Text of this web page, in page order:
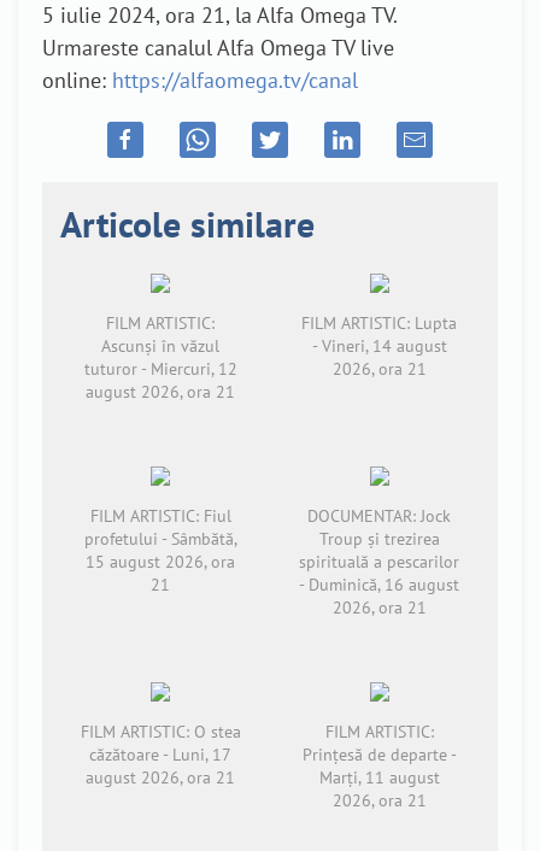
5 iulie 2024, ora 21, la Alfa Omega TV.
Urmareste canalul Alfa Omega TV live
online: https://alfaomega.tv/canal
Articole similare
FILM ARTISTIC:
Ascunși în văzul
tuturor - Miercuri, 12
august 2026, ora 21
FILM ARTISTIC: Lupta
- Vineri, 14 august
2026, ora 21
FILM ARTISTIC: Fiul
profetului - Sâmbătă,
15 august 2026, ora
21
DOCUMENTAR: Jock
Troup și trezirea
spirituală a pescarilor
- Duminică, 16 august
2026, ora 21
FILM ARTISTIC: O stea
căzătoare - Luni, 17
august 2026, ora 21
FILM ARTISTIC:
Prințesă de departe -
Marți, 11 august
2026, ora 21